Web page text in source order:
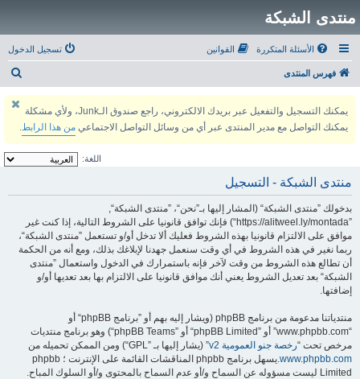
منتدى الشبكة
الأسئلة المتكررة القوانين تسجيل الدخول
فهرس المنتدى
يمكنك التسجيل والتفعيل عبر بريدك الالكتروني، راجع صندوق الـJunk، ولأي مشكلة
يمكنك التواصل مع مدير المنتدى عبر أي من وسائل التواصل الاجتماعي من هذا الرابط.
اللغة:
منتدى الشبكة - التسجيل
بدخولك ”منتدى الشبكة“ (المشار إليها بـ”نحن“، ”منتدى الشبكة“,
”https://alitweel.ly/montada“) فإنك توافق قانونيا على الشروط التالية، إذا كنت غير
موافق على الالتزام قانونيا بهذه الشروط فعليك ألا تدخل أو/و تستعمل ”منتدى الشبكة“،
ربما نغير في هذه الشروط في أي وقت سنعمل جهدنا لإبلاغك بذلك، ومع أنه من الحكمة
أن تطالع هذه الشروط من وقت لآخر فإنه باستمرارك في الدخول واستعمال ”منتدى
الشبكة“ بعد تعديل الشروط يعني أنك موافق قانونيا على الالتزام بها بعد تعديها أو/و
إضافتها.
منتدياتنا مدعومة من برنامج phpBB (ويشار إليه بهم أو ”برنامج phpBB“ أو
“www.phpbb.com” أو ”phpBB Limited“ أو ”phpBB Teams“) وهو برنامج منتديات
مرخص تحت “رخصة جنو العمومية v2
” (يشار إليها بـ ”GPL“) ومن الممكن تحميله من
www.phpbb.com
.يسهل برنامج phpbb المناقشات القائمة على الإنترنت ؛ phpbb
Limited ليست مسؤوله عن السماح و/أو عدم السماح بالمحتوى و/أو السلوك المباح.